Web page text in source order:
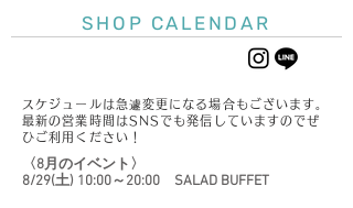
SHOP CALENDAR
スケジュールは急遽変更になる場合もございます。
最新の営業時間はSNSでも発信していますのでぜ
ひご利用ください！
〈8月のイベント〉
8/29(土) 10:00～20:00 SALAD BUFFET